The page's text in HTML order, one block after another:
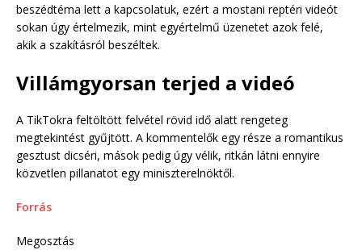
beszédtéma lett a kapcsolatuk, ezért a mostani reptéri videót
sokan úgy értelmezik, mint egyértelmű üzenetet azok felé,
akik a szakításról beszéltek.
Villámgyorsan terjed a videó
A TikTokra feltöltött felvétel rövid idő alatt rengeteg
megtekintést gyűjtött. A kommentelők egy része a romantikus
gesztust dicséri, mások pedig úgy vélik, ritkán látni ennyire
közvetlen pillanatot egy miniszterelnöktől.
Forrás
Megosztás